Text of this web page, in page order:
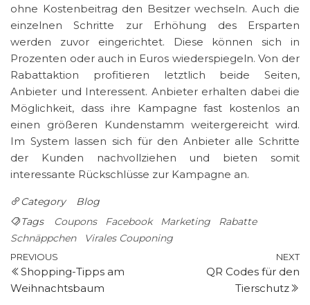
ohne Kostenbeitrag den Besitzer wechseln. Auch die
einzelnen Schritte zur Erhöhung des Ersparten
werden zuvor eingerichtet. Diese können sich in
Prozenten oder auch in Euros wiederspiegeln. Von der
Rabattaktion profitieren letztlich beide Seiten,
Anbieter und Interessent. Anbieter erhalten dabei die
Möglichkeit, dass ihre Kampagne fast kostenlos an
einen größeren Kundenstamm weitergereicht wird.
Im System lassen sich für den Anbieter alle Schritte
der Kunden nachvollziehen und bieten somit
interessante Rückschlüsse zur Kampagne an.
Category
Blog
Tags
Coupons Facebook Marketing
Rabatte
Schnäppchen
Virales Couponing
Post
navigation
Previous
Post
PREVIOUS
Shopping-Tipps am
Weihnachtsbaum
NEXT
QR Codes für den
Tierschutz